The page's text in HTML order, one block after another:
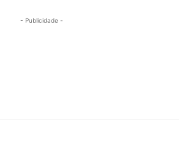
- Publicidade -